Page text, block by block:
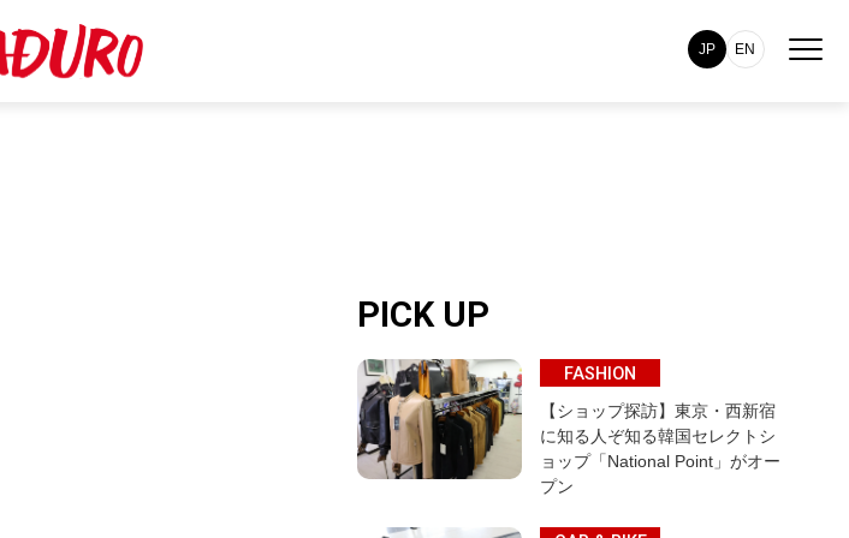
JP EN
PICK UP
FASHION
【ショップ探訪】東京・西新宿
に知る人ぞ知る韓国セレクトシ
ョップ「National Point」がオー
プン